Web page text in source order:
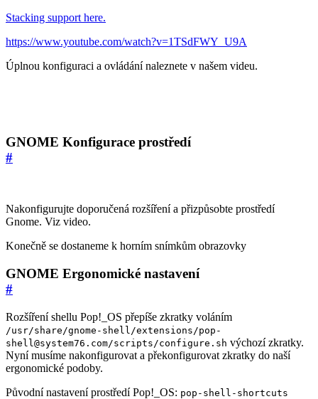
Stacking support here.
https://www.youtube.com/watch?v=1TSdFWY_U9A
Úplnou konfiguraci a ovládání naleznete v našem videu.
GNOME Konfigurace prostředí
#
Nakonfigurujte doporučená rozšíření a přizpůsobte prostředí
Gnome. Viz video.
Konečně se dostaneme k horním snímkům obrazovky
GNOME Ergonomické nastavení
#
Rozšíření shellu Pop!_OS přepíše zkratky voláním
/usr/share/gnome-shell/extensions/pop-
shell@system76.com/scripts/configure.sh výchozí zkratky.
Nyní musíme nakonfigurovat a překonfigurovat zkratky do naší
ergonomické podoby.
Původní nastavení prostředí Pop!_OS: pop-shell-shortcuts